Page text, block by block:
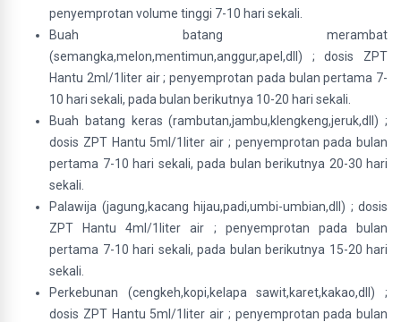
penyemprotan volume tinggi 7-10 hari sekali.
Buah batang merambat
(semangka,melon,mentimun,anggur,apel,dll) ; dosis ZPT
Hantu 2ml/1liter air ; penyemprotan pada bulan pertama 7-
10 hari sekali, pada bulan berikutnya 10-20 hari sekali.
Buah batang keras (rambutan,jambu,klengkeng,jeruk,dll) ;
dosis ZPT Hantu 5ml/1liter air ; penyemprotan pada bulan
pertama 7-10 hari sekali, pada bulan berikutnya 20-30 hari
sekali.
Palawija (jagung,kacang hijau,padi,umbi-umbian,dll) ; dosis
ZPT Hantu 4ml/1liter air ; penyemprotan pada bulan
pertama 7-10 hari sekali, pada bulan berikutnya 15-20 hari
sekali.
Perkebunan (cengkeh,kopi,kelapa sawit,karet,kakao,dll) ;
dosis ZPT Hantu 5ml/1liter air ; penyemprotan pada bulan